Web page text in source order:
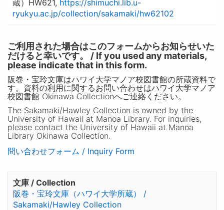
蔵）HW621, https://shimuchi.lib.u-
ryukyu.ac.jp/collection/sakamaki/hw62102
ご利用された場合はこのフォームからお知らせいた
だけると幸いです。 / If you used any materials,
please indicate that in this form.
阪巻・宝玲文庫はハワイ大学マノア校図書館の所蔵資料で
す。資料の利用に関するお問い合わせはハワイ大学マノア
校図書館 Okinawa Collectionへご連絡ください。
The Sakamaki/Hawley Collection is owned by the
University of Hawaii at Manoa Library. For inquiries,
please contact the University of Hawaii at Manoa
Library Okinawa Collection.
問い合わせフォーム / Inquiry Form
文庫 / Collection
阪巻・宝玲文庫（ハワイ大学所蔵） /
Sakamaki/Hawley Collection